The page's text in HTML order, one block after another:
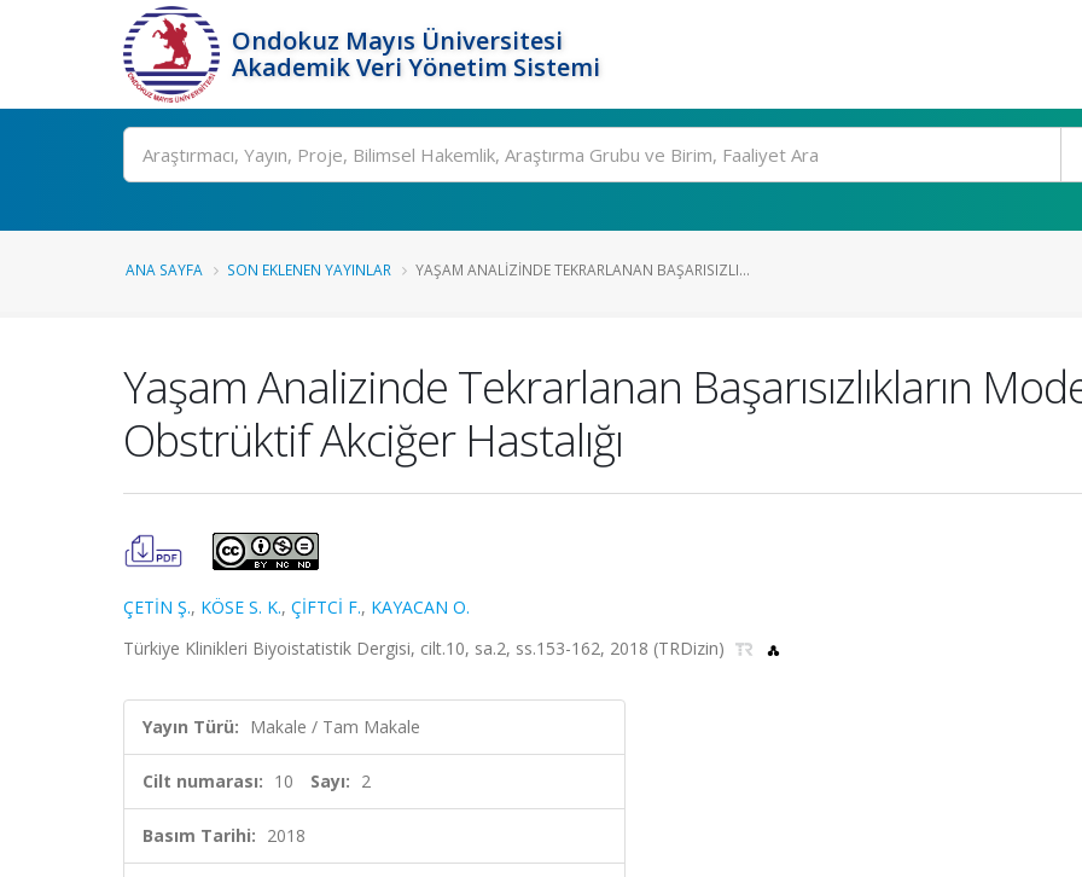
Ondokuz Mayıs Üniversitesi
Akademik Veri Yönetim Sistemi
Ara
ANA SAYFA SON EKLENEN YAYINLAR YAŞAM ANALIZINDE TEKRARLANAN BAŞARISIZLI...
Yaşam Analizinde Tekrarlanan Başarısızlıkların
Obstrüktif Akciğer Hastalığı
ÇETİN Ş., KÖSE S. K., ÇİFTCİ F., KAYACAN O.
Türkiye Klinikleri Biyoistatistik Dergisi, cilt.10, sa.2, ss.153-162, 2018 (TRDizin)
Yayın Türü: Makale / Tam Makale
Cilt numarası: 10 Sayı: 2
Basım Tarihi: 2018